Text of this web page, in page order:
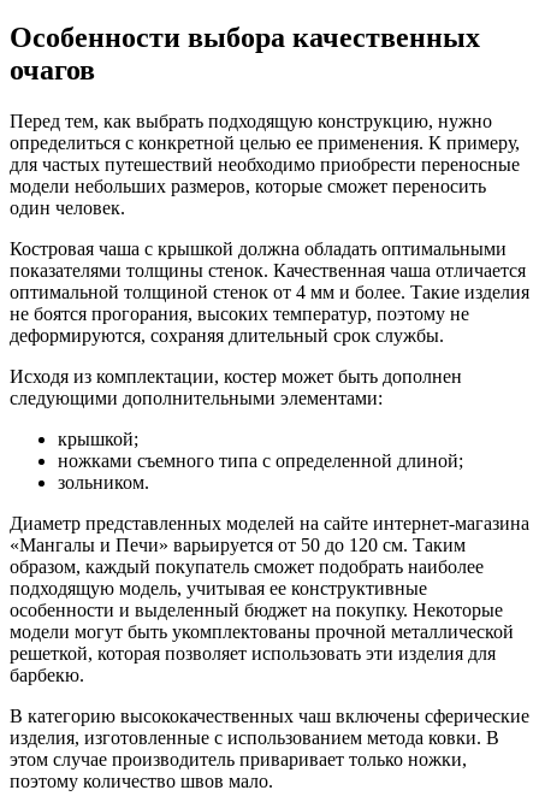
Особенности выбора качественных
очагов
Перед тем, как выбрать подходящую конструкцию, нужно
определиться с конкретной целью ее применения. К примеру,
для частых путешествий необходимо приобрести переносные
модели небольших размеров, которые сможет переносить
один человек.
Костровая чаша с крышкой должна обладать оптимальными
показателями толщины стенок. Качественная чаша отличается
оптимальной толщиной стенок от 4 мм и более. Такие изделия
не боятся прогорания, высоких температур, поэтому не
деформируются, сохраняя длительный срок службы.
Исходя из комплектации, костер может быть дополнен
следующими дополнительными элементами:
крышкой;
ножками съемного типа с определенной длиной;
зольником.
Диаметр представленных моделей на сайте интернет-магазина
«Мангалы и Печи» варьируется от 50 до 120 см. Таким
образом, каждый покупатель сможет подобрать наиболее
подходящую модель, учитывая ее конструктивные
особенности и выделенный бюджет на покупку. Некоторые
модели могут быть укомплектованы прочной металлической
решеткой, которая позволяет использовать эти изделия для
барбекю.
В категорию высококачественных чаш включены сферические
изделия, изготовленные с использованием метода ковки. В
этом случае производитель приваривает только ножки,
поэтому количество швов мало.